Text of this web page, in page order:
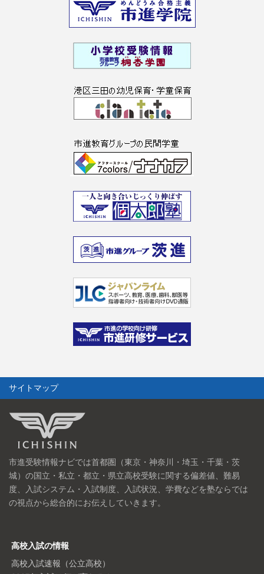
サイトマップ
市進受験情報ナビでは首都圏（東京・神奈川・埼玉・千葉・茨
城）の国立・私立・都立・県立高校受験に関する偏差値、難易
度、入試システム・入試制度、入試状況、学費などを塾ならでは
の視点から総合的にお伝えしていきます。
高校入試の情報
高校入試速報（公立高校）